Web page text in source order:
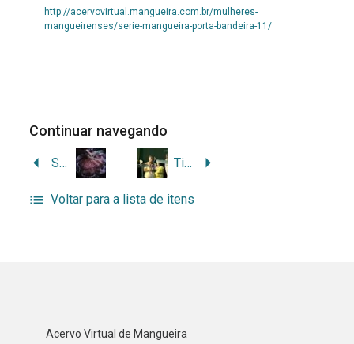
http://acervovirtual.mangueira.com.br/mulheres-
mangueirenses/serie-mangueira-porta-bandeira-11/
Continuar navegando
Série Mangueira – Porta-bandeira Tia Alice da Mangueira (1985)
Voltar para a lista de itens
Acervo Virtual de Mangueira